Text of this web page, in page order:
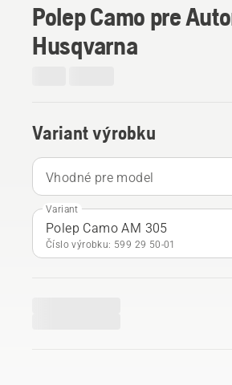
Polep Camo pre
Husqvarna
Variant výrobku
Vhodné pre model
Variant
Polep Camo AM 305
Číslo výrobku: 599 29 50‑01